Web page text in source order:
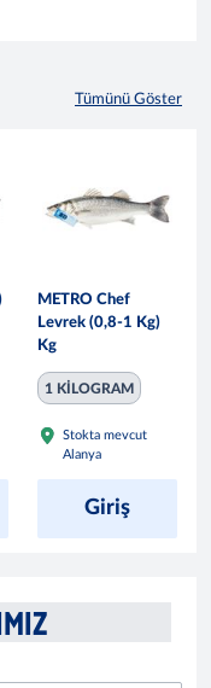
Tümünü Göster
METRO Chef
Levrek (0,8-1 Kg)
Kg
1 KİLOGRAM
Stokta mevcut
Alanya
Giriş